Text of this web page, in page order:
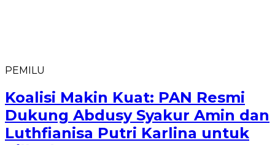
PEMILU
Koalisi Makin Kuat: PAN Resmi
Dukung Abdusy Syakur Amin dan
Luthfianisa Putri Karlina untuk